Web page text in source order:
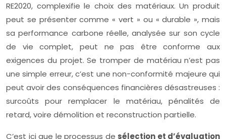
RE2020, complexifie le choix des matériaux. Un produit
peut se présenter comme « vert » ou « durable », mais
sa performance carbone réelle, analysée sur son cycle
de vie complet, peut ne pas être conforme aux
exigences du projet. Se tromper de matériau n’est pas
une simple erreur, c’est une non-conformité majeure qui
peut avoir des conséquences financières désastreuses :
surcoûts pour remplacer le matériau, pénalités de
retard, voire démolition et reconstruction partielle.
C’est ici que le processus de sélection et d’évaluation